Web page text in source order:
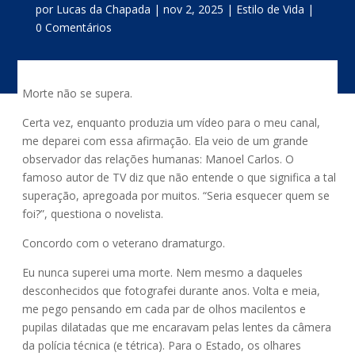
por Lucas da Chapada nov 2, 2025
Estilo de Vida
0 Comentários
Morte não se supera.
Certa vez, enquanto produzia um vídeo para o meu canal,
me deparei com essa afirmação. Ela veio de um grande
observador das relações humanas: Manoel Carlos. O
famoso autor de TV diz que não entende o que significa a tal
superação, apregoada por muitos. “Seria esquecer quem se
foi?”, questiona o novelista.
Concordo com o veterano dramaturgo.
Eu nunca superei uma morte. Nem mesmo a daqueles
desconhecidos que fotografei durante anos. Volta e meia,
me pego pensando em cada par de olhos macilentos e
pupilas dilatadas que me encaravam pelas lentes da câmera
da polícia técnica (e tétrica). Para o Estado, os olhares